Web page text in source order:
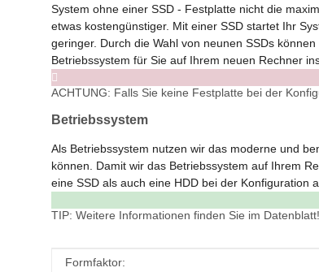
System ohne einer SSD - Festplatte nicht die
etwas kostengünstiger. Mit einer SSD startet Ihr
geringer. Durch die Wahl von neunen SSDs
Betriebssystem für Sie auf Ihrem neuen Rechner
ACHTUNG: Falls Sie keine Festplatte bei der
Betriebssystem
Als Betriebssystem nutzen wir das moderne und
können. Damit wir das Betriebssystem auf Ihrem
eine SSD als auch eine HDD bei der Konfiguration
TIP: Weitere Informationen finden Sie im Datenblatt!
Produkteigenschaft
Wert
Formfaktor: